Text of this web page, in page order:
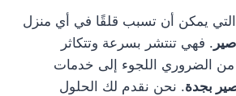
يمكن أن تسبب قلقًا في أي منزل
. فهي تنتشر بسرعة وتتكاثر
الضروري اللجوء إلى خدمات
بجدة. نحن نقدم لك الحلول